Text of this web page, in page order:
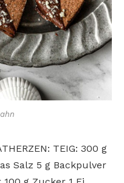
TEIG: 300 g
Salz 5 g Backpulver